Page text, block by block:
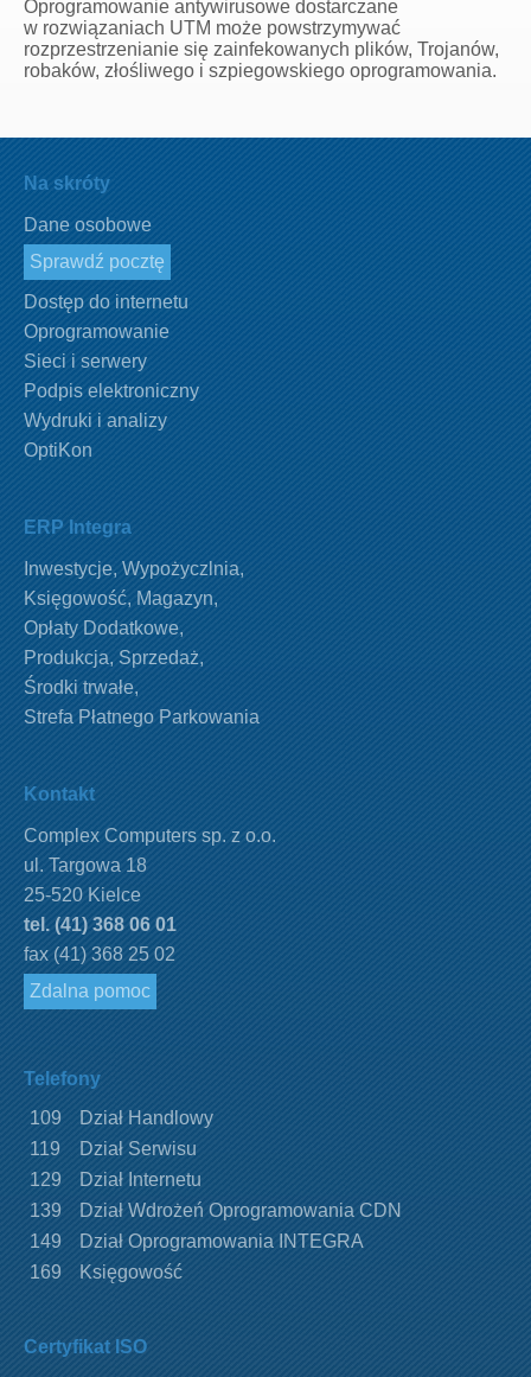
Oprogramowanie antywirusowe dostarczane
w rozwiązaniach UTM może powstrzymywać
rozprzestrzenianie się zainfekowanych plików, Trojanów,
robaków, złośliwego i szpiegowskiego oprogramowania.
Na skróty
Dane osobowe
Sprawdź pocztę
Dostęp do internetu
Oprogramowanie
Sieci i serwery
Podpis elektroniczny
Wydruki i analizy
OptiKon
ERP Integra
Inwestycje, Wypożyczlnia,
Księgowość, Magazyn,
Opłaty Dodatkowe,
Produkcja, Sprzedaż,
Środki trwałe,
Strefa Płatnego Parkowania
Kontakt
Complex Computers sp. z o.o.
ul. Targowa 18
25-520 Kielce
tel. (41) 368 06 01
fax (41) 368 25 02
Zdalna pomoc
Telefony
109
Dział Handlowy
119
Dział Serwisu
129
Dział Internetu
139
Dział Wdrożeń Oprogramowania CDN
149
Dział Oprogramowania INTEGRA
169
Księgowość
Certyfikat ISO